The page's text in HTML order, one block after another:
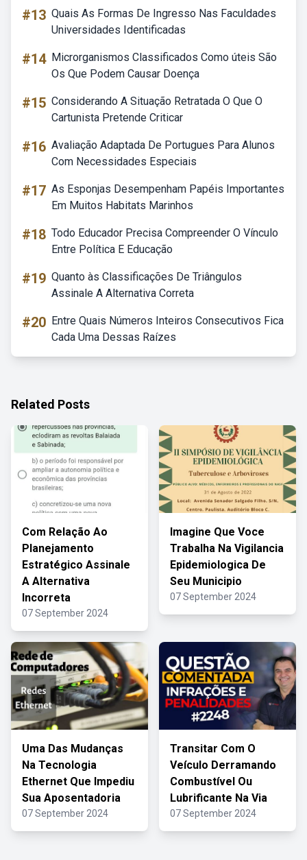
#13 Quais As Formas De Ingresso Nas Faculdades
Universidades Identificadas
#14 Microrganismos Classificados Como úteis São
Os Que Podem Causar Doença
#15 Considerando A Situação Retratada O Que O
Cartunista Pretende Criticar
#16 Avaliação Adaptada De Portugues Para Alunos
Com Necessidades Especiais
#17 As Esponjas Desempenham Papéis Importantes
Em Muitos Habitats Marinhos
#18 Todo Educador Precisa Compreender O Vínculo
Entre Política E Educação
#19 Quanto às Classificações De Triângulos
Assinale A Alternativa Correta
#20 Entre Quais Números Inteiros Consecutivos Fica
Cada Uma Dessas Raízes
Related Posts
Com Relação Ao
Planejamento
Estratégico Assinale
A Alternativa
Incorreta
07 September 2024
Imagine Que Voce
Trabalha Na Vigilancia
Epidemiologica De
Seu Municipio
07 September 2024
Uma Das Mudanças
Na Tecnologia
Ethernet Que Impediu
Sua Aposentadoria
07 September 2024
Transitar Com O
Veículo Derramando
Combustível Ou
Lubrificante Na Via
07 September 2024